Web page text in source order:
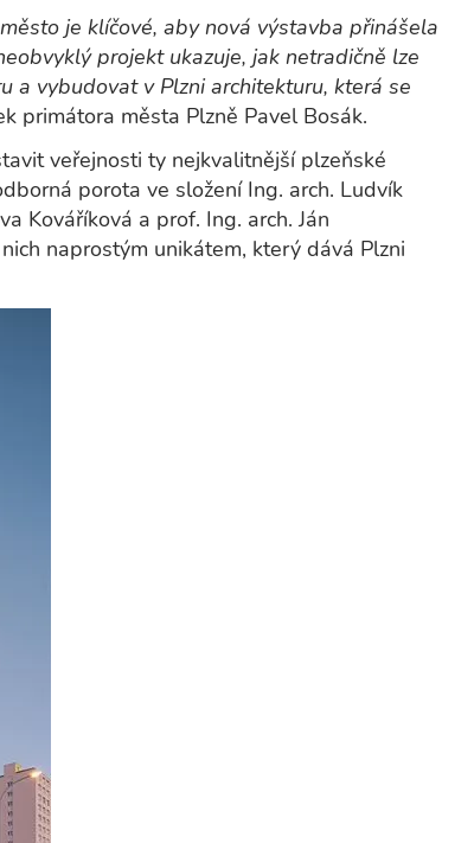
je klíčové, aby nová výstavba přinášela
projekt ukazuje, jak netradičně lze
a vybudovat v Plzni architekturu, která se
primátora města Plzně Pavel Bosák.
veřejnosti ty nejkvalitnější plzeňské
porota ve složení Ing. arch. Ludvík
Kováříková a prof. Ing. arch. Ján
naprostým unikátem, který dává Plzni